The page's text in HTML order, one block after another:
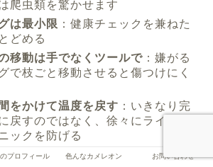
爬虫類を驚かせます
は最小限 ：健康チェックを兼ねた
どめる
移動は手でなくツールで ：嫌がる
で枝ごと移動させると傷つけにく
をかけて温度を戻す ：いきなり完
戻すのではなく、徐々にライトを
ックを防げる
プロフィール 色んなカメレオン お問い合わせ